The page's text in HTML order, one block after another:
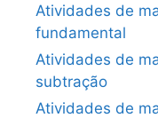
Atividades de
fundamental
Atividades de
subtração
Atividades de